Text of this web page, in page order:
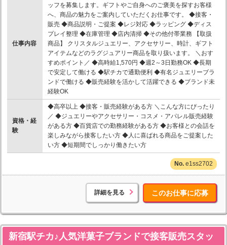
仕事内容
ッフを募集します。ギフトやご自身へのご褒美を探すお客様
へ、商品の魅力をご案内していただくお仕事です。 ◆接客・
販売 ◆商品説明・ご提案 ◆レジ対応 ◆ラッピング ◆ディス
プレイ整理 ◆在庫管理 ◆店内清掃 ◆その他付帯業務 【取扱
商品】 クリスタルジュエリー、アクセサリー、時計、ギフト
アイテムなどのラグジュアリー商品を取り扱います。 ＼おす
すめポイント／ ◆高時給1,570円 ◆週2～3日勤務OK ◆長期
で安定して働ける ◆駅チカで通勤便利 ◆有名ジュエリーブラ
ンドで働ける ◆販売経験を活かして活躍できる ◆ブランド未
経験OK
資格・経
験
◆高卒以上 ◆接客・販売経験がある方 ＼こんな方にぴったり
／ ◆ジュエリーやアクセサリー・コスメ・アパレル販売経験
がある方 ◆百貨店での勤務経験がある方 ◆お客様との会話を
楽しみながら接客したい方 ◆人に喜ばれる商品をご提案した
い方 ◆短期間でしっかり働きたい方
e1ss2702
詳細を見る このお仕事に応募
新宿駅チカ♪人気洋菓子ブランドで接客販売スタッ